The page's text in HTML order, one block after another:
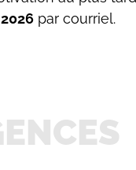
par courriel.